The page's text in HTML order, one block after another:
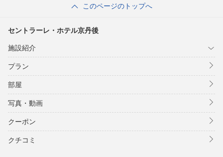
このページのトップへ
セントラーレ・ホテル京丹後
施設紹介
プラン
部屋
写真・動画
クーポン
クチコミ